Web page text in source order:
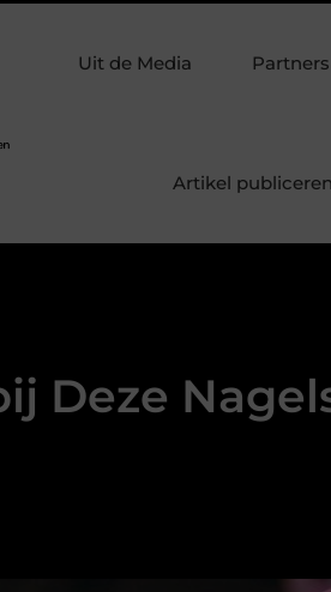
Molenschot: Specialist in duurzame
Uit de Media Partners
Artikel publiceren
Deze